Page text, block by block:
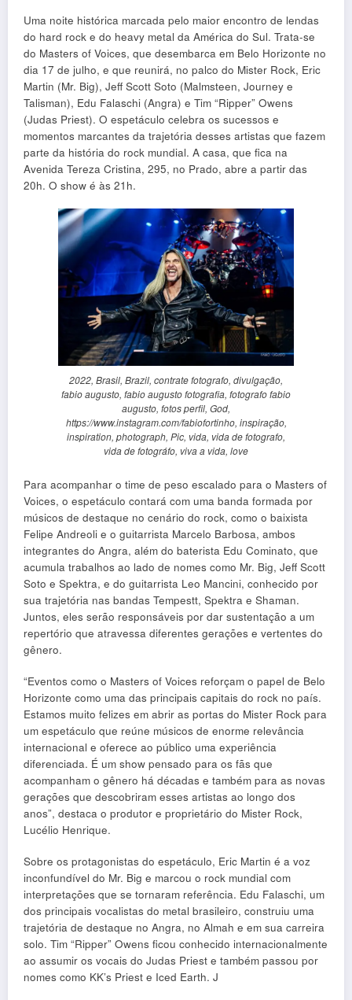
Uma noite histórica marcada pelo maior encontro de lendas
do hard rock e do heavy metal da América do Sul. Trata-se
do Masters of Voices, que desembarca em Belo Horizonte no
dia 17 de julho, e que reunirá, no palco do Mister Rock, Eric
Martin (Mr. Big), Jeff Scott Soto (Malmsteen, Journey e
Talisman), Edu Falaschi (Angra) e Tim “Ripper” Owens
(Judas Priest). O espetáculo celebra os sucessos e
momentos marcantes da trajetória desses artistas que fazem
parte da história do rock mundial. A casa, que fica na
Avenida Tereza Cristina, 295, no Prado, abre a partir das
20h. O show é às 21h.
2022, Brasil, Brazil, contrate fotografo, divulgação,
fabio augusto, fabio augusto fotografia, fotografo fabio
augusto, fotos perfil, God,
https://www.instagram.com/fabiofortinho, inspiração,
inspiration, photograph, Pic, vida, vida de fotografo,
vida de fotográfo, viva a vida, love
Para acompanhar o time de peso escalado para o Masters of
Voices, o espetáculo contará com uma banda formada por
músicos de destaque no cenário do rock, como o baixista
Felipe Andreoli e o guitarrista Marcelo Barbosa, ambos
integrantes do Angra, além do baterista Edu Cominato, que
acumula trabalhos ao lado de nomes como Mr. Big, Jeff Scott
Soto e Spektra, e do guitarrista Leo Mancini, conhecido por
sua trajetória nas bandas Tempestt, Spektra e Shaman.
Juntos, eles serão responsáveis por dar sustentação a um
repertório que atravessa diferentes gerações e vertentes do
gênero.
“Eventos como o Masters of Voices reforçam o papel de Belo
Horizonte como uma das principais capitais do rock no país.
Estamos muito felizes em abrir as portas do Mister Rock para
um espetáculo que reúne músicos de enorme relevância
internacional e oferece ao público uma experiência
diferenciada. É um show pensado para os fãs que
acompanham o gênero há décadas e também para as novas
gerações que descobriram esses artistas ao longo dos
anos”, destaca o produtor e proprietário do Mister Rock,
Lucélio Henrique.
Sobre os protagonistas do espetáculo, Eric Martin é a voz
inconfundível do Mr. Big e marcou o rock mundial com
interpretações que se tornaram referência. Edu Falaschi, um
dos principais vocalistas do metal brasileiro, construiu uma
trajetória de destaque no Angra, no Almah e em sua carreira
solo. Tim “Ripper” Owens ficou conhecido internacionalmente
ao assumir os vocais do Judas Priest e também passou por
nomes como KK’s Priest e Iced Earth. J